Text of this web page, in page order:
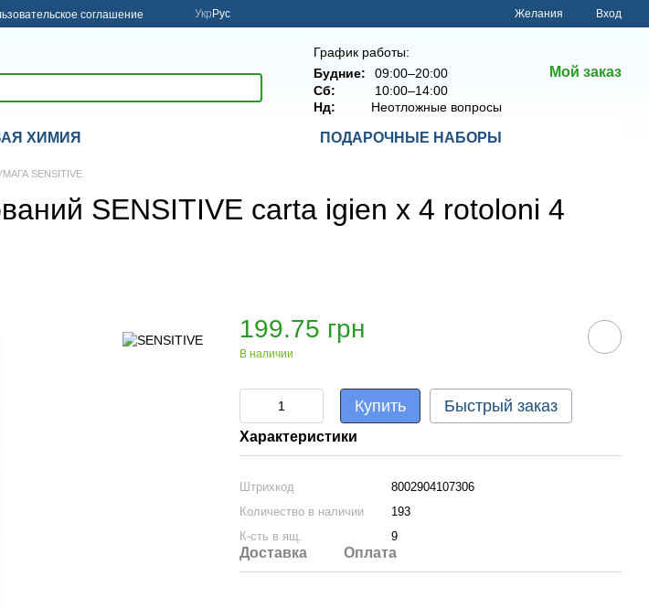
соглашение Укр Рус Желания Вход
График работы:
Будние:
09:00–20:00
Сб:
10:00–14:00
Нд:
Неотложные вопросы
Мой заказ
ХИМИЯ ПОДАРОЧНЫЕ НАБОРЫ
SENSITIVE
SENSITIVE carta igien x 4 rotoloni 4
199.75 грн
В наличии
Купить Быстрый заказ
Характеристики
Штрихкод
8002904107306
Количество в наличии
193
К-сть в ящ.
9
Доставка Оплата